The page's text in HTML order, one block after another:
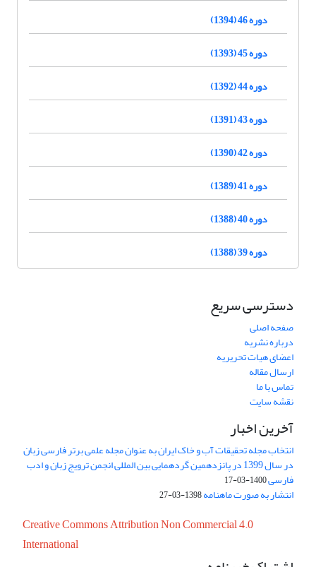
دوره 46 (1394)
دوره 45 (1393)
دوره 44 (1392)
دوره 43 (1391)
دوره 42 (1390)
دوره 41 (1389)
دوره 40 (1388)
دوره 39 (1388)
دسترسی سریع
صفحه اصلی
درباره نشریه
اعضای هیات تحریریه
ارسال مقاله
تماس با ما
نقشه سایت
آخرین اخبار
انتخاب مجله تحقیقات آب و خاک ایران به عنوان مجله علمی برتر فارسی زبان
در سال 1399 در پانزدهمین گردهمایی بین المللی انجمن ترویج زبان و ادب
فارسی1400-03-17
انتشار به صورت ماهنامه1398-03-27
Creative Commons Attribution Non Commercial 4.0
International